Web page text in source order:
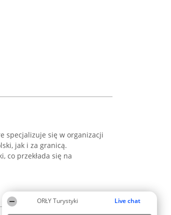
ORŁY Turystyki Live chat
specjalizuje się w organizacji
jak i za granicą.
co przekłada się na